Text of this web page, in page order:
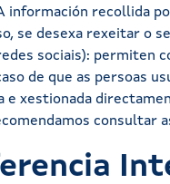
información recollida
se desexa rexeitar o
sociais): permiten
de que as persoas
e xestionada
consultar